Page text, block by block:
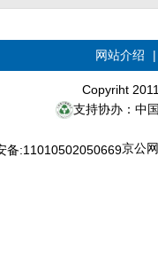
网站介绍
Copyriht
支持协办：中
京公